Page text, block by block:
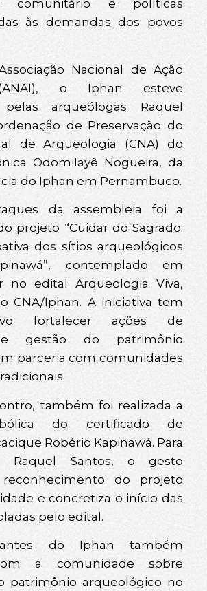
comunitário e políticas
às demandas dos povos
Nacional de Ação
o Iphan esteve
pelas arqueólogas Raquel
de Preservação do
de Arqueologia (CNA) do
Odomilayê Nogueira, da
do Iphan em Pernambuco.
da assembleia foi a
projeto “Cuidar do Sagrado:
dos sítios arqueológicos
contemplado em
no edital Arqueologia Viva,
CNA/Iphan. A iniciativa tem
fortalecer ações de
e gestão do patrimônio
parceria com comunidades
também foi realizada a
do certificado de
Robério Kapinawá. Para
Raquel Santos, o gesto
do projeto
e concretiza o início das
pelo edital.
do Iphan também
a comunidade sobre
patrimônio arqueológico no